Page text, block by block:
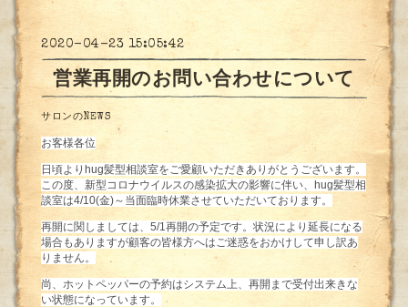
2020-04-23 15:05:42
営業再開のお問い合わせについて
サロンのNEWS
お客様各位
日頃よりhug髪型相談室をご愛顧いただきありがとうございます。
この度、新型コロナウイルスの感染拡大の影響に伴い、hug髪型相
談室は4/10(金)～当面臨時休業させていただいております。
再開に関しましては、5/1再開の予定です。状況により延長になる
場合もありますが顧客の皆様方へはご迷惑をおかけして申し訳あ
りません。
尚、ホットペッパーの予約はシステム上、再開まで受付出来きな
い状態になっています。